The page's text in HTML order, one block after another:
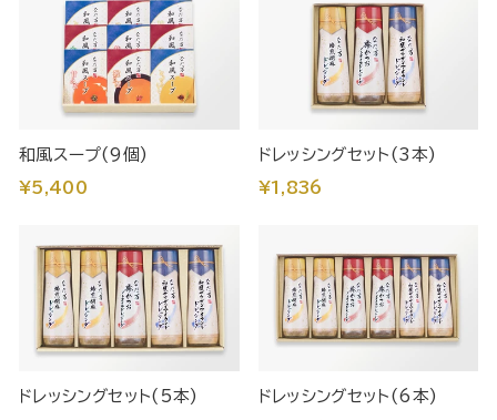
和風スープ(9個)
¥5,400
ドレッシングセット(3本)
¥1,836
ドレッシングセット(5本)
ドレッシングセット(6本)